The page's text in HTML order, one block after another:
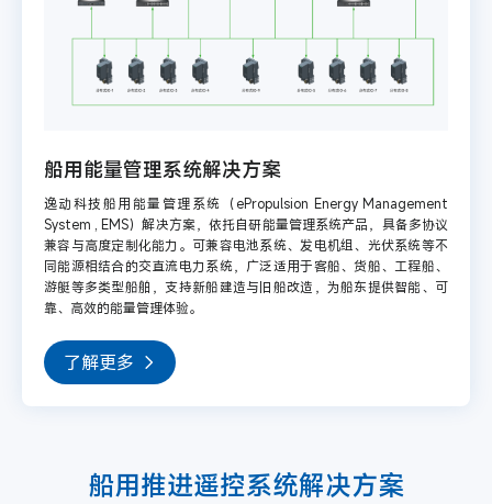
船用能量管理系统解决方案
逸动科技船用能量管理系统（ePropulsion Energy Management
System , EMS）解决方案，依托自研能量管理系统产品，具备多协议
兼容与高度定制化能力。可兼容电池系统、发电机组、光伏系统等不
同能源相结合的交直流电力系统，广泛适用于客船、货船、工程船、
游艇等多类型船舶，支持新船建造与旧船改造，为船东提供智能、可
靠、高效的能量管理体验。
了解更多
船用推进遥控系统解决方案